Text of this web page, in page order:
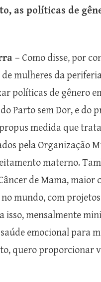
as políticas de
– Como disse, por
mulheres da
políticas de gênero
Parto sem Dor, e do
medida que
pela Organização
materno.
de Mama, maior
mundo, com
isso, mensalmente
emocional para
quero proporcionar